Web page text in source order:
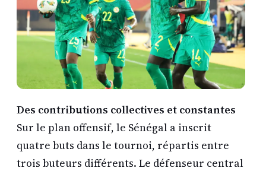
Des contributions collectives et constantes
Sur le plan offensif, le Sénégal a inscrit
quatre buts dans le tournoi, répartis entre
trois buteurs différents. Le défenseur central